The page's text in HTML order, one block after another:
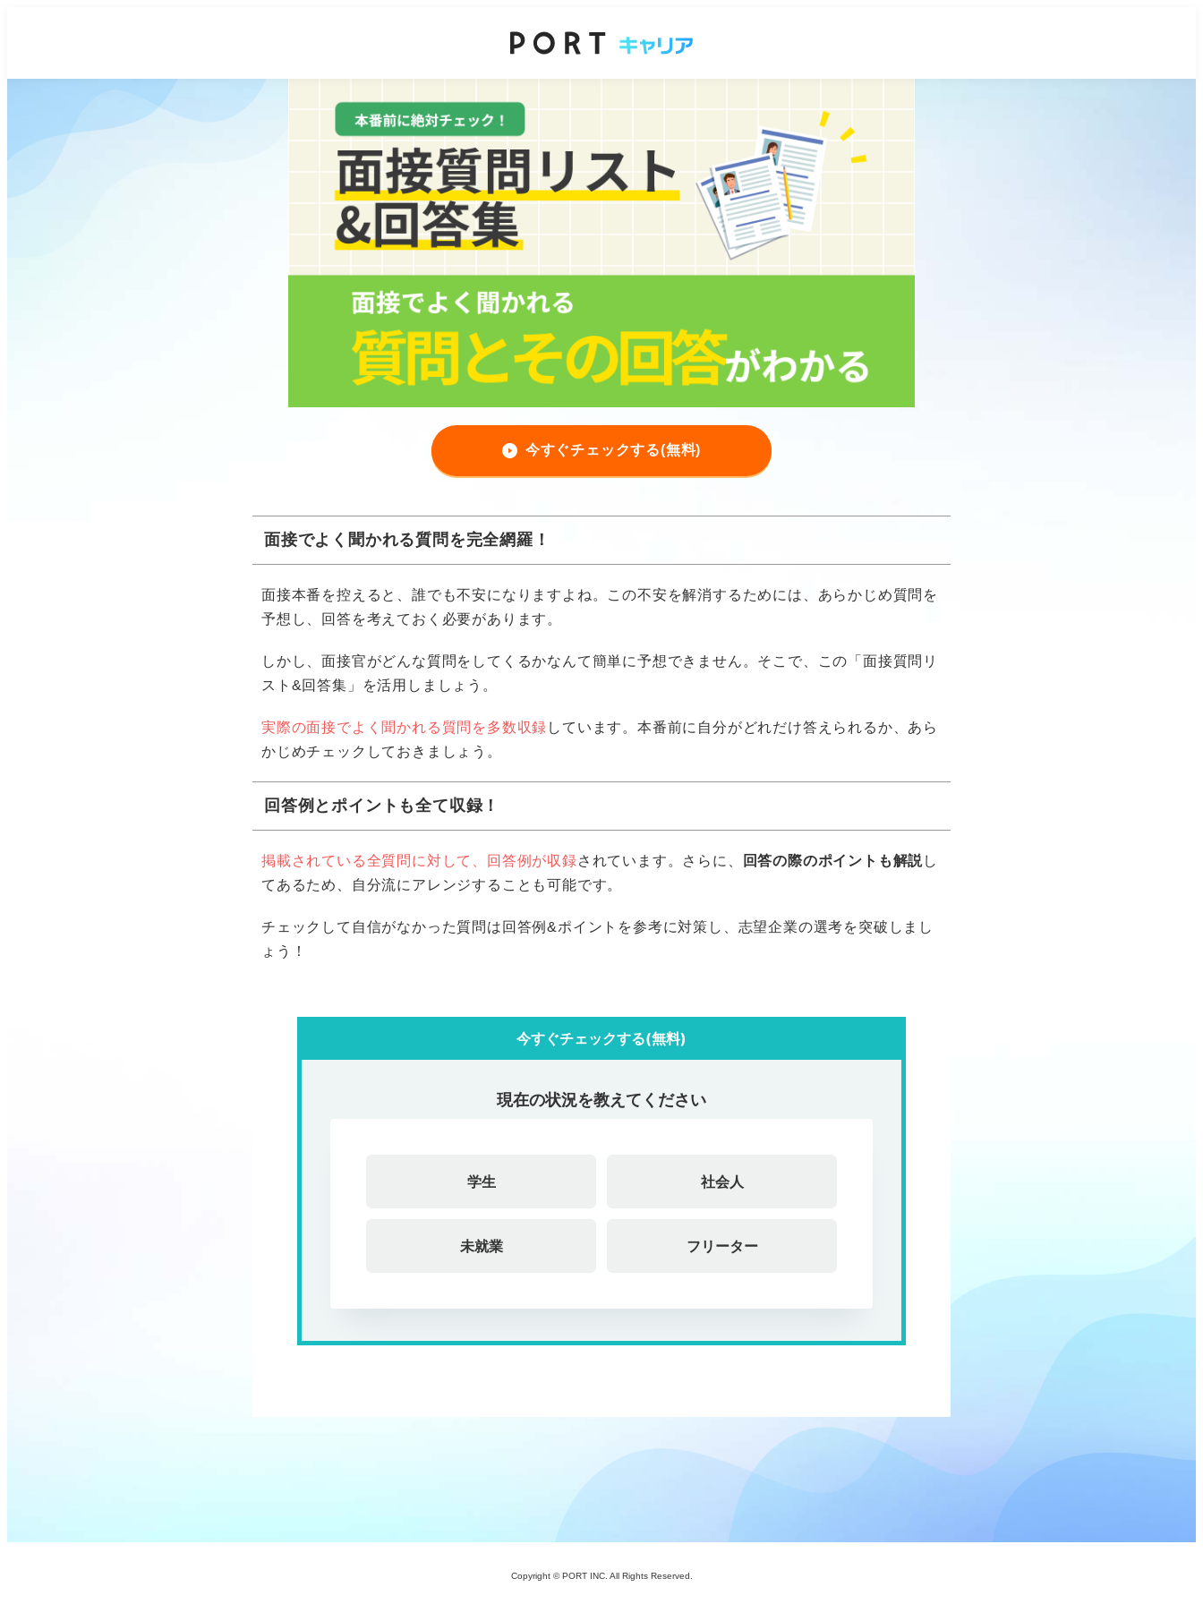
今すぐチェックする(無料)
面接でよく聞かれる質問を完全網羅！
面接本番を控えると、誰でも不安になりますよね。この不安を解消するためには、あらかじめ質問を
予想し、回答を考えておく必要があります。
しかし、面接官がどんな質問をしてくるかなんて簡単に予想できません。そこで、この「面接質問リ
スト&回答集」を活用しましょう。
実際の面接でよく聞かれる質問を多数収録 しています。本番前に自分がどれだけ答えられるか、あら
かじめチェックしておきましょう。
回答例とポイントも全て収録！
掲載されている全質問に対して、回答例が収録されています。さらに、 回答の際のポイントも解説し
てあるため、自分流にアレンジすることも可能です。
チェックして自信がなかった質問は回答例&ポイントを参考に対策し、志望企業の選考を突破しまし
ょう！
今すぐチェックする(無料)
現在の状況を教えてください
学生 社会人
未就業 フリーター
Copyright © PORT INC. All Rights Reserved.